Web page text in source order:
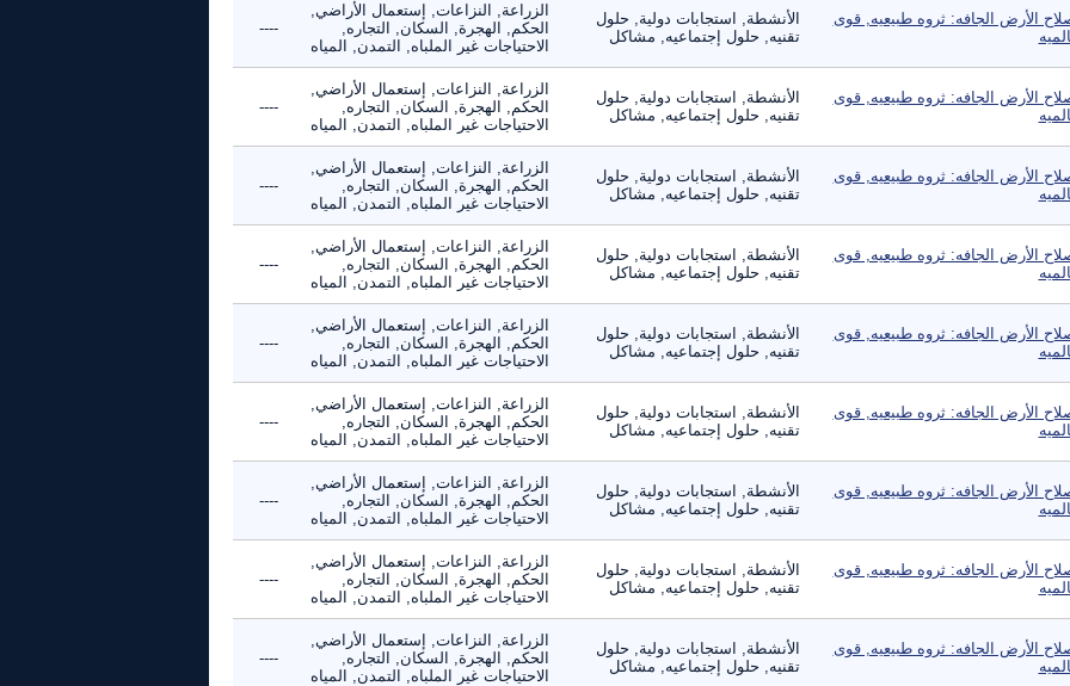
الأرض الجافه: ثروه طبيعيه, قوى
الأنشطة, استجابات دولية, حلول
تقنيه, حلول إجتماعيه, مشاكل
الزراعة, النزاعات, إستعمال الأراضي,
الحكم, الهجرة, السكان, التجاره,
الاحتياجات غير الملباه, التمدن, المياه
----
الأرض الجافه: ثروه طبيعيه, قوى
الأنشطة, استجابات دولية, حلول
تقنيه, حلول إجتماعيه, مشاكل
الزراعة, النزاعات, إستعمال الأراضي,
الحكم, الهجرة, السكان, التجاره,
الاحتياجات غير الملباه, التمدن, المياه
----
الأرض الجافه: ثروه طبيعيه, قوى
الأنشطة, استجابات دولية, حلول
تقنيه, حلول إجتماعيه, مشاكل
الزراعة, النزاعات, إستعمال الأراضي,
الحكم, الهجرة, السكان, التجاره,
الاحتياجات غير الملباه, التمدن, المياه
----
الأرض الجافه: ثروه طبيعيه, قوى
الأنشطة, استجابات دولية, حلول
تقنيه, حلول إجتماعيه, مشاكل
الزراعة, النزاعات, إستعمال الأراضي,
الحكم, الهجرة, السكان, التجاره,
الاحتياجات غير الملباه, التمدن, المياه
----
الأرض الجافه: ثروه طبيعيه, قوى
الأنشطة, استجابات دولية, حلول
تقنيه, حلول إجتماعيه, مشاكل
الزراعة, النزاعات, إستعمال الأراضي,
الحكم, الهجرة, السكان, التجاره,
الاحتياجات غير الملباه, التمدن, المياه
----
الأرض الجافه: ثروه طبيعيه, قوى
الأنشطة, استجابات دولية, حلول
تقنيه, حلول إجتماعيه, مشاكل
الزراعة, النزاعات, إستعمال الأراضي,
الحكم, الهجرة, السكان, التجاره,
الاحتياجات غير الملباه, التمدن, المياه
----
الأرض الجافه: ثروه طبيعيه, قوى
الأنشطة, استجابات دولية, حلول
تقنيه, حلول إجتماعيه, مشاكل
الزراعة, النزاعات, إستعمال الأراضي,
الحكم, الهجرة, السكان, التجاره,
الاحتياجات غير الملباه, التمدن, المياه
----
الأرض الجافه: ثروه طبيعيه, قوى
الأنشطة, استجابات دولية, حلول
تقنيه, حلول إجتماعيه, مشاكل
الزراعة, النزاعات, إستعمال الأراضي,
الحكم, الهجرة, السكان, التجاره,
الاحتياجات غير الملباه, التمدن, المياه
----
الأرض الجافه: ثروه طبيعيه, قوى
الأنشطة, استجابات دولية, حلول
تقنيه, حلول إجتماعيه, مشاكل
الزراعة, النزاعات, إستعمال الأراضي,
الحكم, الهجرة, السكان, التجاره,
الاحتياجات غير الملباه, التمدن, المياه
----